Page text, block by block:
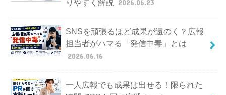
りやすく解説
2026.06.23
SNSを頑張るほど成果が遠のく？広報
担当者がハマる「発信中毒」とは
2026.06.16
一人広報でも成果は出せる！限られた